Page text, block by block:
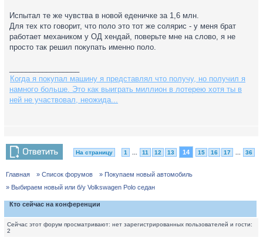
Испытал те же чувства в новой еденичке за 1,6 млн.
Для тех кто говорит, что поло это тот же солярис - у меня брат
работает механиком у ОД хендай, поверьте мне на слово, я не
просто так решил покупать именно поло.
Когда я покупал машину я представлял что получу, но получил я
намного больше. Это как выиграть миллион в лотерею хотя ты в
ней не участвовал, неожида...
На страницу 1 11 12 13 14 15 16 17 36
Главная » Список форумов
» Покупаем новый автомобиль
» Выбираем новый или б/у Volkswagen Polo седан
Кто сейчас на конференции
Сейчас этот форум просматривают: нет зарегистрированных пользователей и гости:
2